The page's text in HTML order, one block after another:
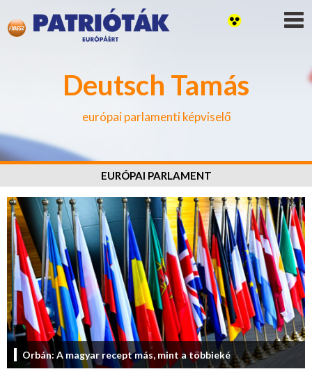
Deutsch Tamás
európai parlamenti képviselő
EURÓPAI PARLAMENT
Orbán: A magyar recept más, mint a többieké